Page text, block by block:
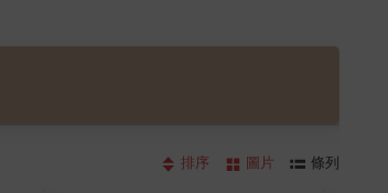
排序 圖片 條列